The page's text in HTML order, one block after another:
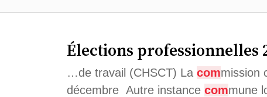
Élections professionnelles
…de travail (CHSCT) La commission
décembre Autre instance commune